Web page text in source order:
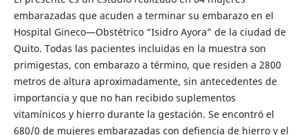
embarazadas que acuden a terminar su embarazo en el
Hospital Gineco—Obstétrico “Isidro Ayora” de la ciudad de
Quito. Todas las pacientes incluidas en la muestra son
primigestas, con embarazo a término, que residen a 2800
metros de altura aproximadamente, sin antecedentes de
importancia y que no han recibido suplementos
vitamínicos y hierro durante la gestación. Se encontró el
680/0 de mujeres embarazadas con defiencia de hierro y el